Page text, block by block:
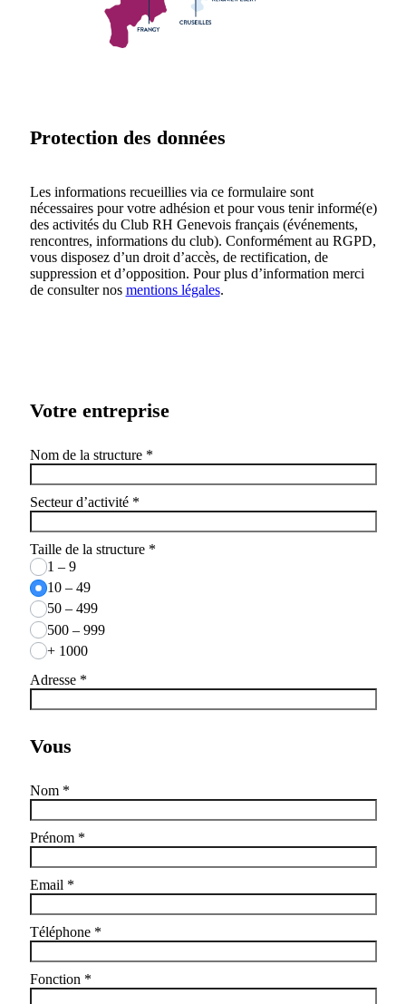
Protection des données
Les informations recueillies via ce formulaire sont
nécessaires pour votre adhésion et pour vous tenir informé(e)
des activités du Club RH Genevois français (événements,
rencontres, informations du club). Conformément au RGPD,
vous disposez d’un droit d’accès, de rectification, de
suppression et d’opposition. Pour plus d’information merci
de consulter nos mentions légales.
Votre entreprise
Nom de la structure *
Secteur d’activité *
Taille de la structure *
1 – 9
10 – 49
50 – 499
500 – 999
+ 1000
Adresse *
Vous
Nom *
Prénom *
Email *
Téléphone *
Fonction *